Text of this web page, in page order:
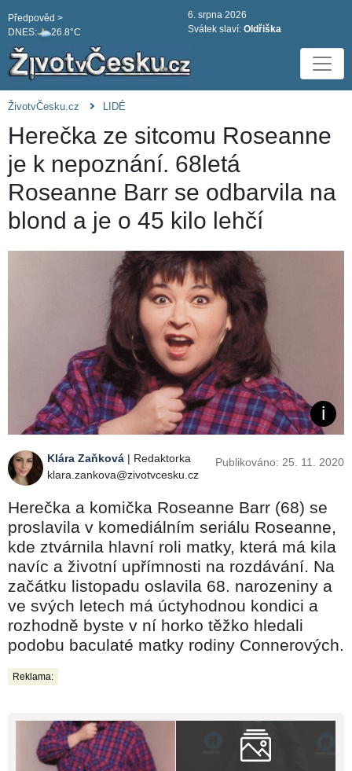
DNES: 26.8°C
Předpověd >
6. srpna 2026
Svátek slaví: Oldřiška
ŽivotvČesku.cz LIDÉ
Herečka ze sitcomu Roseanne
je k nepoznání. 68letá
Roseanne Barr se odbarvila na
blond a je o 45 kilo lehčí
Klára Zaňková | Redaktorka
klara.zankova@zivotvcesku.cz
Publikováno: 25. 11. 2020
Herečka a komička Roseanne Barr (68) se
proslavila v komediálním seriálu Roseanne,
kde ztvárnila hlavní roli matky, která má kila
navíc a životní upřímnosti na rozdávání. Na
začátku listopadu oslavila 68. narozeniny a
ve svých letech má úctyhodnou kondici a
rozhodně byste v ní horko těžko hledali
podobu baculaté matky rodiny Connerových.
Reklama: